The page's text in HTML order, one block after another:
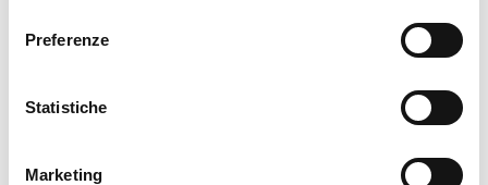
Preferenze
Statistiche
Marketing